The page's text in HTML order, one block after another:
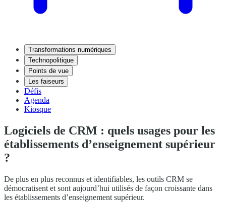
Transformations numériques
Technopolitique
Points de vue
Les faiseurs
Défis
Agenda
Kiosque
Logiciels de CRM : quels usages pour les
établissements d’enseignement supérieur
?
De plus en plus reconnus et identifiables, les outils CRM se
démocratisent et sont aujourd’hui utilisés de façon croissante dans
les établissements d’enseignement supérieur.